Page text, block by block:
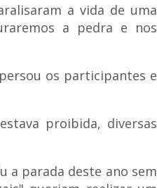
a vida de uma
a pedra e nos
os participantes e
proibida, diversas
a parada deste ano sem